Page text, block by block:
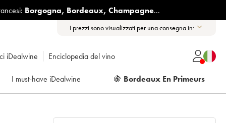
Borgogna, Bordeaux, Champagne...
I prezzi sono visualizzati per una consegna in:
iDealwine Enciclopedia del vino
I must-have iDealwine 🍇 Bordeaux En Primeurs